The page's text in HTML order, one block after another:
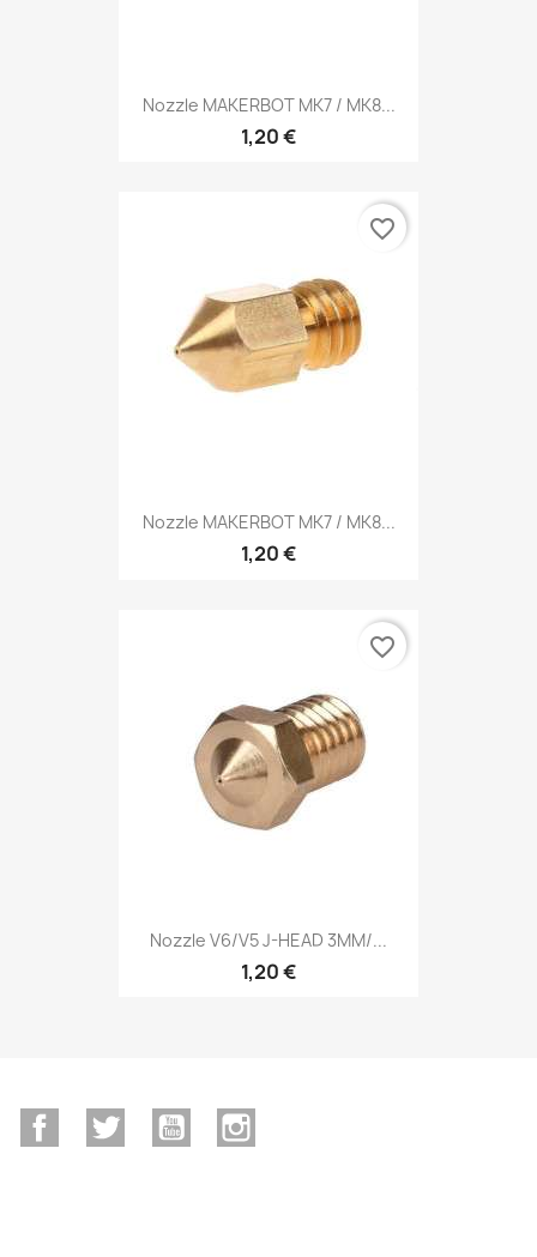
Nozzle MAKERBOT MK7 / MK8...
1,20 €
Nozzle MAKERBOT MK7 / MK8...
1,20 €
favorite_border
Nozzle V6/V5 J-HEAD 3MM/...
1,20 €
favorite_border
FacebookTwitter YouTube